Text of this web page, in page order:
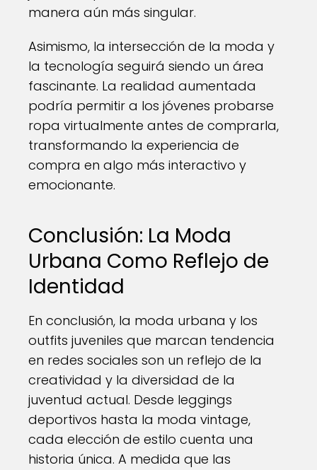
manera aún más singular.
Asimismo, la intersección de la moda y
la tecnología seguirá siendo un área
fascinante. La realidad aumentada
podría permitir a los jóvenes probarse
ropa virtualmente antes de comprarla,
transformando la experiencia de
compra en algo más interactivo y
emocionante.
Conclusión: La Moda
Urbana Como Reflejo de
Identidad
En conclusión, la moda urbana y los
outfits juveniles que marcan tendencia
en redes sociales son un reflejo de la
creatividad y la diversidad de la
juventud actual. Desde leggings
deportivos hasta la moda vintage,
cada elección de estilo cuenta una
historia única. A medida que las